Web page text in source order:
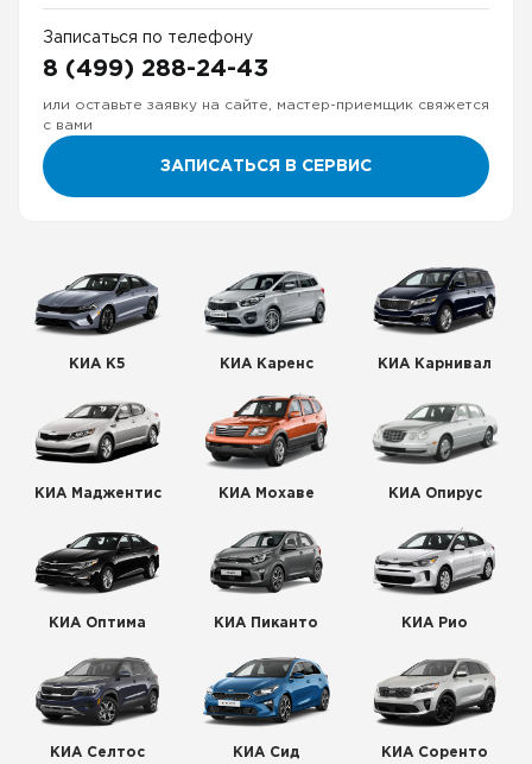
Записаться по телефону
8 (499) 288-24-43
или оставьте заявку на сайте, мастер-приемщик свяжется
с вами
ЗАПИСАТЬСЯ В СЕРВИС
КИА К5 КИА Каренс КИА Карнивал
КИА Маджентис КИА Мохаве КИА Опирус
КИА Оптима КИА Пиканто КИА Рио
КИА Селтос КИА Сид КИА Соренто